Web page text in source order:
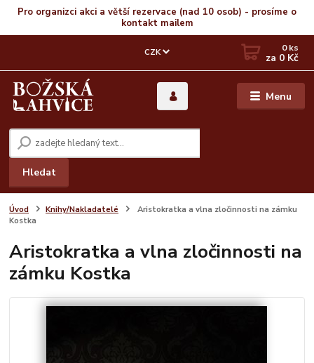
Pro organizci akci a větší rezervace (nad 10 osob) - prosíme o
kontakt mailem
Menu
CZK
Hledat
0ks
za 0 Kč
Úvod Knihy/Nakladatelé
Aristokratka a vlna zločinnosti na zámku
Kostka
Aristokratka a vlna zločinnosti na
zámku Kostka